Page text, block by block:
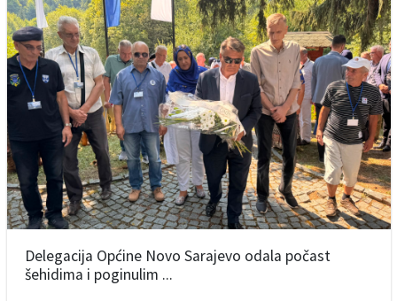
Delegacija Općine Novo Sarajevo odala počast
šehidima i poginulim ...